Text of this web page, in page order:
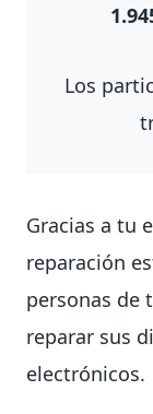
Los
Gracias a tu
reparación
personas de
reparar sus
electrónicos.